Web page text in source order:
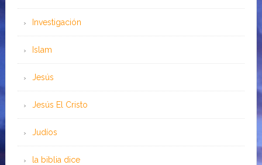
Investigación
Islam
Jesús
Jesús El Cristo
Judíos
la biblia dice